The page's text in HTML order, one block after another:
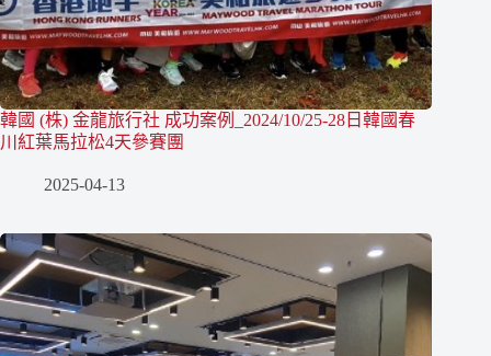
韓國 (株) 金龍旅行社 成功案例_2024/10/25-28日韓國春
川紅葉馬拉松4天參賽團
2025-04-13